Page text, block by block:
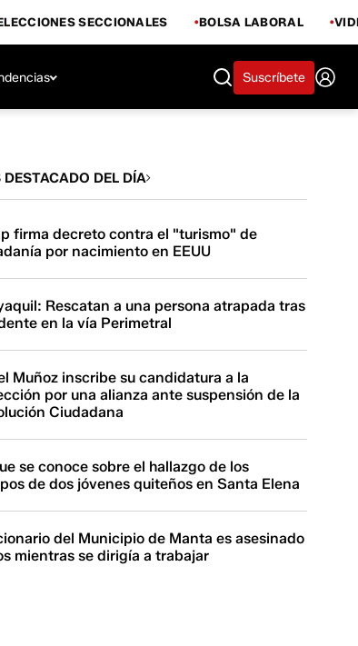
SECCIONALES BOLSA LABORAL
Suscríbete
DESTACADO DEL DÍA
firma decreto contra el "turismo" de
por nacimiento en EEUU
Rescatan a una persona atrapada tras
en la vía Perimetral
Muñoz inscribe su candidatura a la
por una alianza ante suspensión de la
Ciudadana
se conoce sobre el hallazgo de los
de dos jóvenes quiteños en Santa Elena
del Municipio de Manta es asesinado
mientras se dirigía a trabajar